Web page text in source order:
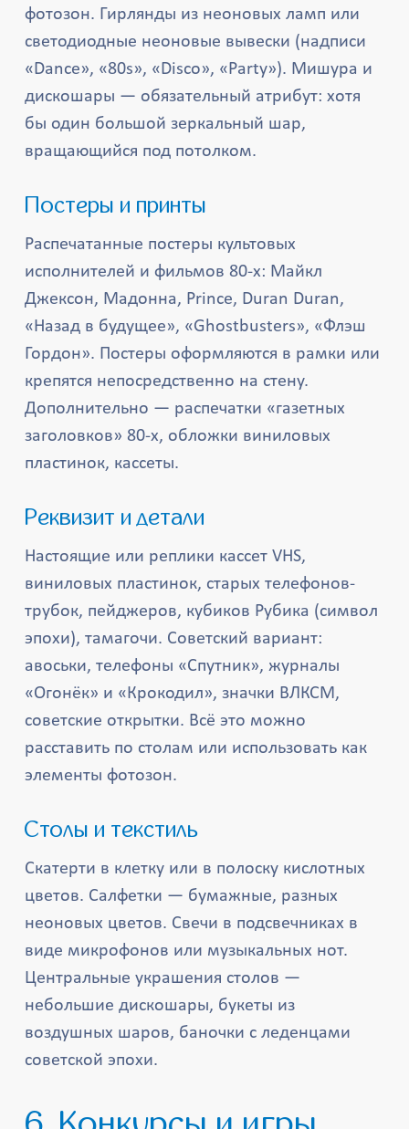
фотозон. Гирлянды из неоновых ламп или
светодиодные неоновые вывески (надписи
«Dance», «80s», «Disco», «Party»). Мишура и
дискошары — обязательный атрибут: хотя
бы один большой зеркальный шар,
вращающийся под потолком.
Постеры и принты
Распечатанные постеры культовых
исполнителей и фильмов 80-х: Майкл
Джексон, Мадонна, Prince, Duran Duran,
«Назад в будущее», «Ghostbusters», «Флэш
Гордон». Постеры оформляются в рамки или
крепятся непосредственно на стену.
Дополнительно — распечатки «газетных
заголовков» 80-х, обложки виниловых
пластинок, кассеты.
Реквизит и детали
Настоящие или реплики кассет VHS,
виниловых пластинок, старых телефонов-
трубок, пейджеров, кубиков Рубика (символ
эпохи), тамагочи. Советский вариант:
авоськи, телефоны «Спутник», журналы
«Огонёк» и «Крокодил», значки ВЛКСМ,
советские открытки. Всё это можно
расставить по столам или использовать как
элементы фотозон.
Столы и текстиль
Скатерти в клетку или в полоску кислотных
цветов. Салфетки — бумажные, разных
неоновых цветов. Свечи в подсвечниках в
виде микрофонов или музыкальных нот.
Центральные украшения столов —
небольшие дискошары, букеты из
воздушных шаров, баночки с леденцами
советской эпохи.